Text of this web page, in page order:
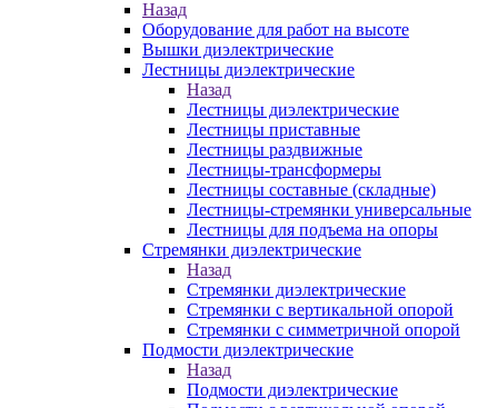
Назад
Оборудование для работ на высоте
Вышки диэлектрические
Лестницы диэлектрические
Назад
Лестницы диэлектрические
Лестницы приставные
Лестницы раздвижные
Лестницы-трансформеры
Лестницы составные (складные)
Лестницы-стремянки универсальные
Лестницы для подъема на опоры
Стремянки диэлектрические
Назад
Стремянки диэлектрические
Стремянки с вертикальной опорой
Стремянки с симметричной опорой
Подмости диэлектрические
Назад
Подмости диэлектрические